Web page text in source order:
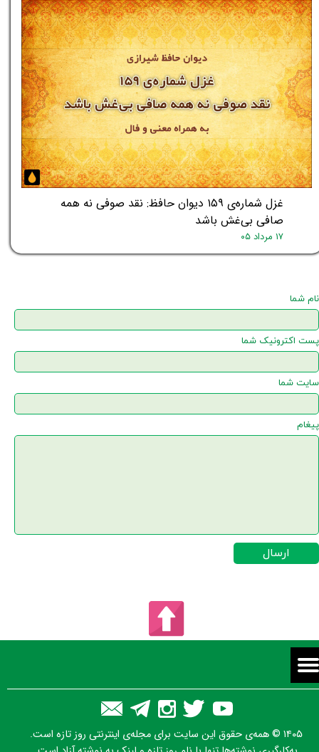
غزل شماره‌ی ۱۵۹ دیوان حافظ: نقد صوفی نه همه
صافی بی‌غش باشد
۱۷ مرداد ۰۵
نام شما
پست اکترونیک شما
سایت شما
پیغام
ارسال
۱۴۰۵ © همه‌ی حقوق این سایت برای مجله‌ی اینترنتی روز تازه است.